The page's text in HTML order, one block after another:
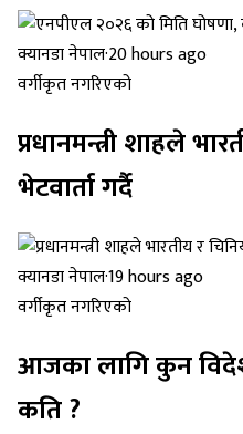
क्यानडा नेपाल·20 hours ago
वर्गीकृत नगरिएको
प्रधानमन्त्री शाहले
भेटवार्ता गर्दै
क्यानडा नेपाल·19 hours ago
वर्गीकृत नगरिएको
आजका लागि कुन
कति ?